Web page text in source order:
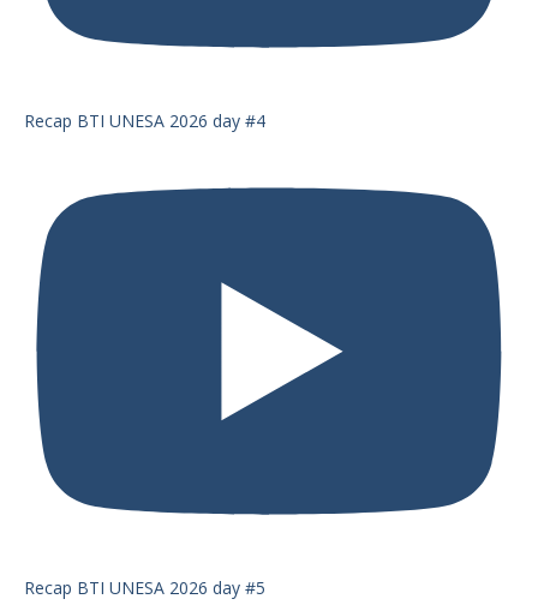
Recap BTI UNESA 2026 day #4
Recap BTI UNESA 2026 day #5